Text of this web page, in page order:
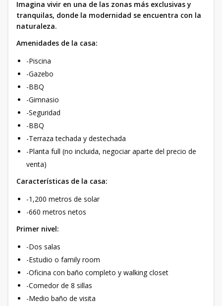
Imagina vivir en una de las zonas más exclusivas y
tranquilas, donde la modernidad se encuentra con la
naturaleza.
Amenidades de la casa:
-Piscina
-Gazebo
-BBQ
-Gimnasio
-Seguridad
-BBQ
-Terraza techada y destechada
-Planta full (no incluida, negociar aparte del precio de
venta)
Características de la casa:
-1,200 metros de solar
-660 metros netos
Primer nivel:
-Dos salas
-Estudio o family room
-Oficina con baño completo y walking closet
-Comedor de 8 sillas
-Medio baño de visita